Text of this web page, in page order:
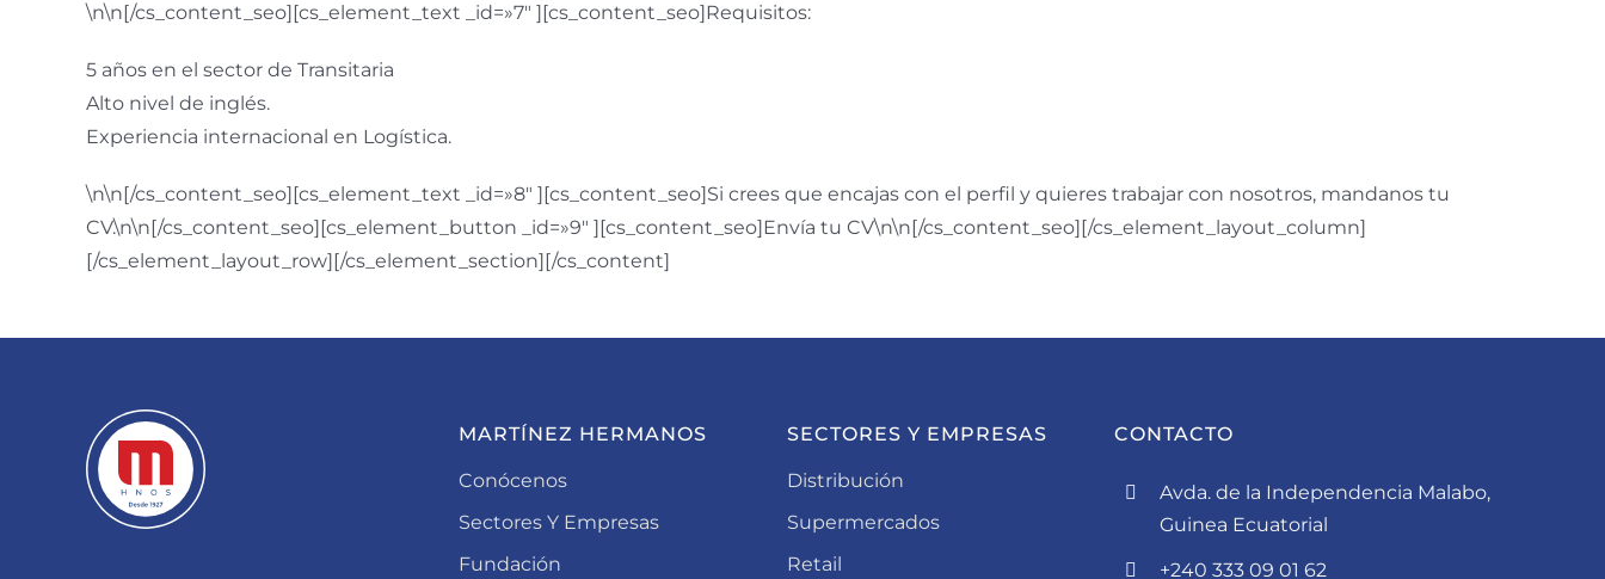
\n\n[/cs_content_seo][cs_element_text _id=»7″ ][cs_content_seo]Requisitos:
5 años en el sector de Transitaria
Alto nivel de inglés.
Experiencia internacional en Logística.
\n\n[/cs_content_seo][cs_element_text _id=»8″ ][cs_content_seo]Si crees que encajas con el perfil y quieres trabajar con nosotros, mandanos tu
CV.\n\n[/cs_content_seo][cs_element_button _id=»9″ ][cs_content_seo]Envía tu CV\n\n[/cs_content_seo][/cs_element_layout_column]
[/cs_element_layout_row][/cs_element_section][/cs_content]
MARTÍNEZ HERMANOS
Conócenos
Sectores Y Empresas
Fundación
SECTORES Y EMPRESAS
Distribución
Supermercados
Retail
CONTACTO
Avda. de la Independencia Malabo,
Guinea Ecuatorial
+240 333 09 01 62